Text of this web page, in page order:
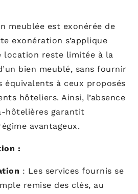
meublée est exonérée de
exonération s’applique
location reste limitée à la
bien meublé, sans fournir
équivalents à ceux proposés
hôteliers. Ainsi, l’absence
hôtelières garantit
avantageux.
:
: Les services fournis se
remise des clés, au